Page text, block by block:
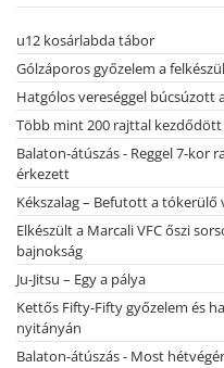
u12 kosárlabda tábor
Gólzáporos győzelem a
Hatgólos vereséggel búcsúzott
Több mint 200 rajttal kezdődött
Balaton-átúszás - Reggel 7-kor
érkezett
Kékszalag – Befutott a tókerülő
Elkészült a Marcali VFC őszi
bajnokság
Ju-Jitsu – Egy a pálya
Kettős Fifty-Fifty győzelem és
nyitányán
Balaton-átúszás - Most